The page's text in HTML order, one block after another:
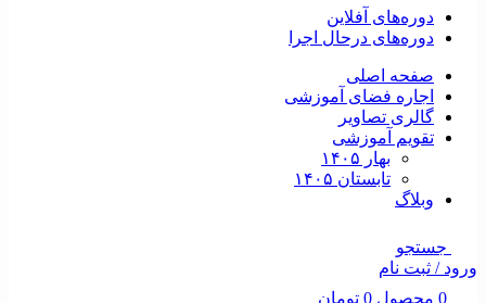
دوره‌های آفلاین
دوره‌های درحال اجرا
صفحه اصلی
اجاره فضای آموزشی
گالری تصاویر
تقویم آموزشی
بهار ۱۴۰۵
تابستان ۱۴۰۵
وبلاگ
جستجو
ورود / ثبت نام
0 محصول 0 تومان